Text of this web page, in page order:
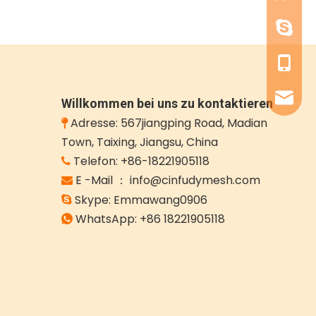
Willkommen bei uns zu kontaktieren
Adresse: 567jiangping Road, Madian
Town, Taixing, Jiangsu, China
 Telefon: +86-18221905118
 E -Mail ： info@cinfudymesh.com
 Skype: Emmawang0906
 WhatsApp: +86 18221905118
+86-